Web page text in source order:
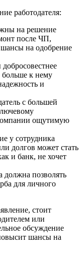
работодателя:
на решение
после ЧП,
на одобрение
больше к нему
и
с большей
ощутимую
у сотрудника
долгов может стать
и банк, не хочет
должна позволять
для личного
стоит
или
обсуждение
шансы на